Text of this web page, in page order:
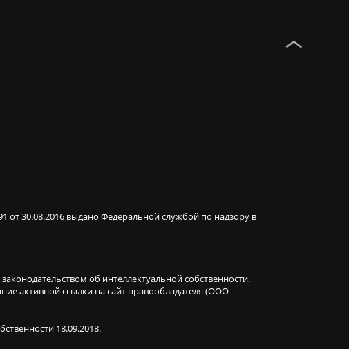
30.08.2016 выдано Федеральной службой по надзору в
об интеллектуальной собственности.
активной ссылки на сайт правообладателя (ООО
18.09.2018.